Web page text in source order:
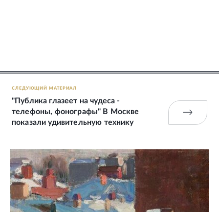
СЛЕДУЮЩИЙ МАТЕРИАЛ
"Публика глазеет на чудеса -
телефоны, фонографы" В Москве
показали удивительную технику